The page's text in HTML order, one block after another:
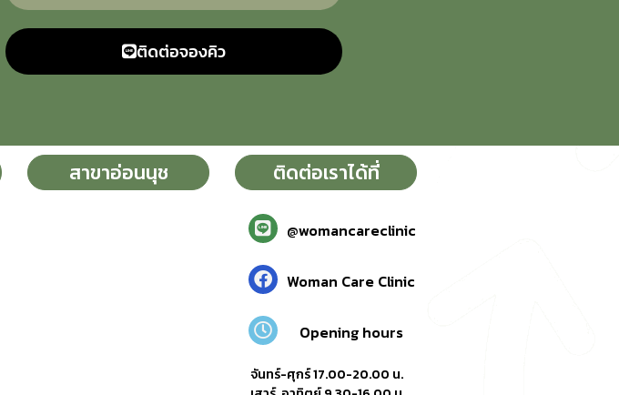
ติดต่อจองคิว
สาขาอ่อนนุช ติดต่อเราได้ที่
@womancareclinic
Woman Care Clinic
Opening hours
จันทร์-ศุกร์ 17.00-20.00 น.